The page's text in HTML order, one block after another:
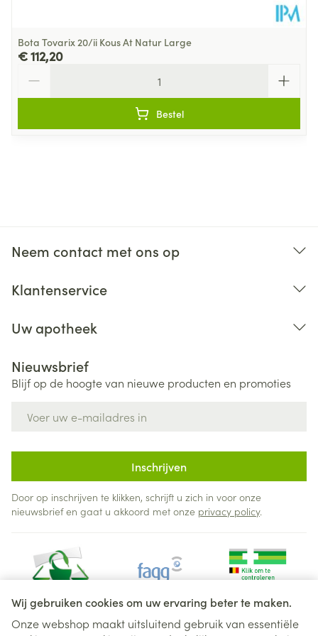
Wij gebruiken cookies om uw ervaring beter te maken.
Onze webshop maakt uitsluitend gebruik van essentiële
Bota Tovarix 20/ii Kous At Natur Large
€ 112,20
Bestel
Neem contact met ons op
Klantenservice
Uw apotheek
Nieuwsbrief
Blijf op de hoogte van nieuwe producten en promoties
Inschrijven
Door op inschrijven te klikken, schrijft u zich in voor onze
nieuwsbrief en gaat u akkoord met onze privacy policy.